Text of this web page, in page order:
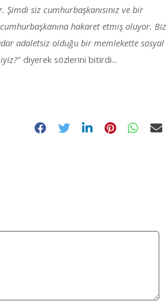
siz cumhurbaşkanısınız ve bir
hakaret etmiş oluyor. Biz
adaletsiz olduğu bir memlekette sosyal
diyerek sözlerini bitirdi...